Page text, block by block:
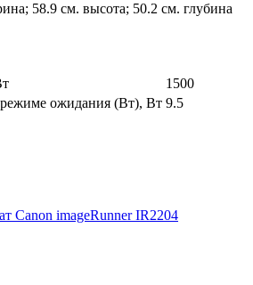
58.9 см. высота; 50.2 см. глубина
1500
ожидания (Вт), Вт 9.5
Canon imageRunner IR2204